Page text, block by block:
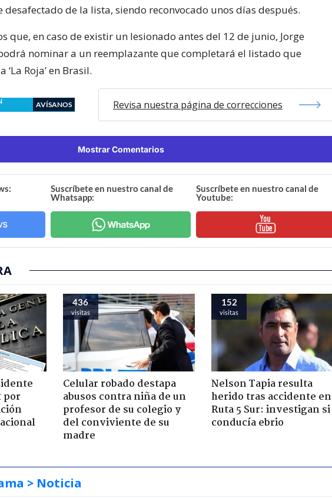
desafectado de la lista, siendo reconvocado unos días después.
que, en caso de existir un lesionado antes del 12 de junio, Jorge
nominar a un reemplazante que completará el listado que
‘La Roja’ en Brasil.
AVÍSANOS Revisa nuestra página de correcciones
Mostrar Comentarios
Suscríbete en nuestro canal de
Whatsapp:
Suscríbete en nuestro canal de
Youtube:
por
436
visitas
Celular robado destapa
abusos contra niña de un
profesor de su colegio y
del conviviente de su
madre
152
visitas
Nelson Tapia resulta
herido tras accidente en
Ruta 5 Sur: investigan si
conducía ebrio
> Noticia